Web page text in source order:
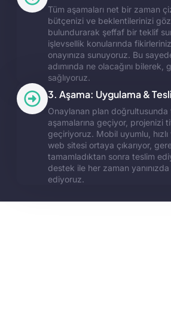
Tüm aşamaları net bir zaman
bütçenizi ve beklentilerinizi
bulundurarak şeffaf bir teklif
işlevsellik konularında
onayınıza sunuyoruz. Bu
adımında ne olacağını
sağlıyoruz.
3. Aşama: Uygulama &
Onaylanan plan doğrultusunda
aşamalarına geçiyor, projenizi
geçiriyoruz. Mobil uyumlu, hızlı
web sitesi ortaya çıkarıyor,
tamamladıktan sonra teslim
destek ile her zaman
ediyoruz.